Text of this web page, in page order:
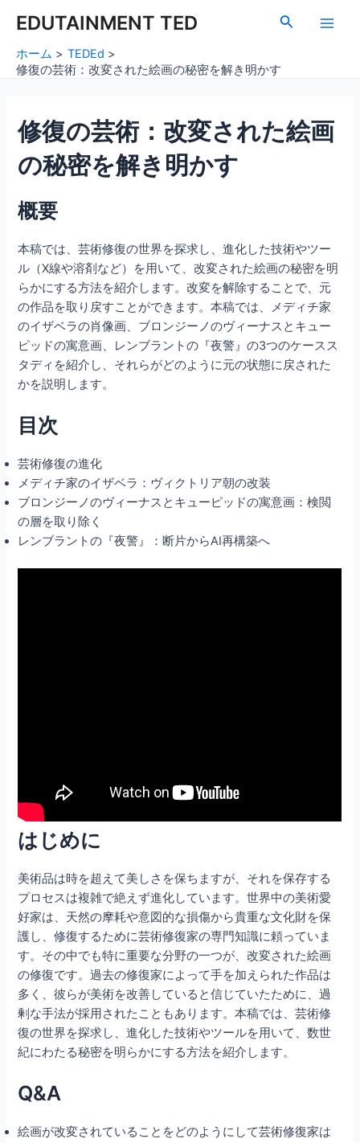
EDUTAINMENT TED
検
Main
ホーム
TEDEd
修復の芸術：改変された絵画の秘密を解き明かす
修復の芸術：改変された絵画
の秘密を解き明かす
概要
本稿では、芸術修復の世界を探求し、進化した技術やツー
ル（X線や溶剤など）を用いて、改変された絵画の秘密を明
らかにする方法を紹介します。改変を解除することで、元
の作品を取り戻すことができます。本稿では、メディチ家
のイザベラの肖像画、ブロンジーノのヴィーナスとキュー
ピッドの寓意画、レンブラントの『夜警』の3つのケースス
タディを紹介し、それらがどのように元の状態に戻された
かを説明します。
目次
芸術修復の進化
メディチ家のイザベラ：ヴィクトリア朝の改装
ブロンジーノのヴィーナスとキューピッドの寓意画：検閲
の層を取り除く
レンブラントの『夜警』：断片からAI再構築へ
はじめに
美術品は時を超えて美しさを保ちますが、それを保存する
プロセスは複雑で絶えず進化しています。世界中の美術愛
好家は、天然の摩耗や意図的な損傷から貴重な文化財を保
護し、修復するために芸術修復家の専門知識に頼っていま
す。その中でも特に重要な分野の一つが、改変された絵画
の修復です。過去の修復家によって手を加えられた作品は
多く、彼らが美術を改善していると信じていたために、過
剰な手法が採用されたこともあります。本稿では、芸術修
復の世界を探求し、進化した技術やツールを用いて、数世
紀にわたる秘密を明らかにする方法を紹介します。
Q&A
絵画が改変されていることをどのようにして芸術修復家は
navigation